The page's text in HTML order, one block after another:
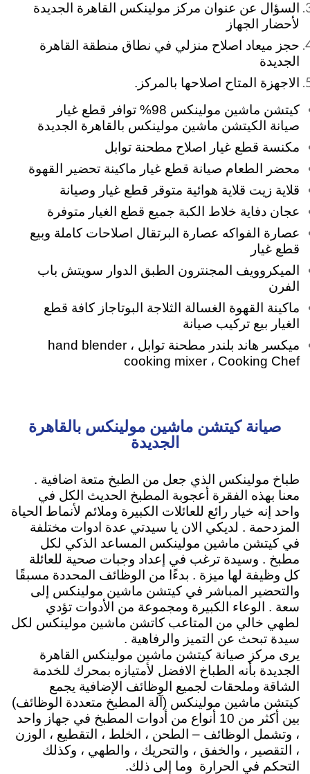
السؤال عن عنوان مركز مولينكس القاهرة الجديدة
لأحضار الجهاز
حجز ميعاد اصلاح منزلي في نطاق منطقة القاهرة
الجديدة
الاجهزة المتاح اصلاحها بالمركز.
كيتشن ماشين مولينكس 98% توافر قطع غيار
صيانة الكيتشن ماشين مولينكس بالقاهرة الجديدة
مكنسة قطع غيار اصلاح مطحنة توابل
محضر الطعام صيانة قطع غيار ماكينة تحضير القهوة
قلاية زيت قلاية هوائية متوقر قطع غيار وصيانة
عجان دفاية خلاط الكبة جميع قطع الغيار متوفرة
عصارة الفواكه عصارة البرتقال اصلاحات كاملة وبيع
قطع غيار
الميكروويف المجنترون الطبق الدوار سويتش باب
الفرن
ماكينة القهوة الغسالة الثلاجة البوتاجاز كافة قطع
الغيار بيع تركيب صيانة
ميكسر هاند بلندر مطحنة توابل hand blender ،
cooking mixer ، Cooking Chef
صيانة كيتشن ماشين مولينكس بالقاهرة
الجديدة
طباخ مولينكس الذي جعل من الطبخ متعة اضافية .
معنا بهذه الفقرة أعجوبة المطبخ الحديث الكل في
واحد إنه خيار رائع للعائلات الكبيرة وملائم لأنماط الحياة
المزدحمة . لديكي الان يا سيدتي عدة ادوات مختلفة
في كيتشن ماشين مولينكس المساعد الذكي لكل
مطبخ . وسيدة ترغب في إعداد وجبات صحية للعائلة
كل وظيفة لها ميزة . بدءًا من الوظائف المحددة مسبقًا
والتحضير المباشر في كيتشن ماشين مولينكس إلى
سعة . الوعاء الكبيرة ومجموعة من الأدوات تؤدي
لطهي خالي من المتاعب كاتشن ماشين مولينكس لكل
سيدة تبحث عن التميز والرفاهية .
يرى مركز صيانة كيتشن ماشين مولينكس القاهرة
الجديدة بأنه الطباخ الافضل لأمتيازه بمحرك للخدمة
الشاقة وملحقات لجميع الوظائف الإضافية يجمع
كيتشن ماشين مولينكس (آلة المطبخ متعددة الوظائف)
بين أكثر من 10 أنواع من أدوات المطبخ في جهاز واحد
، وتشمل الوظائف – الطحن ، الخلط ، التقطيع ، الوزن
، التقصير ، والخفق ، والتحريك ، والطهي ، وكذلك
التحكم في الحرارة وما إلى ذلك.